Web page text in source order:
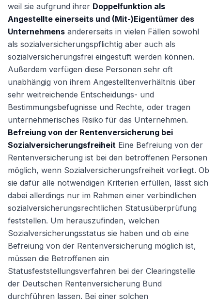
weil sie aufgrund ihrer Doppelfunktion als
Angestellte einerseits und (Mit-)Eigentümer des
Unternehmens andererseits in vielen Fällen sowohl
als sozialversicherungspflichtig aber auch als
sozialversicherungsfrei eingestuft werden können.
Außerdem verfügen diese Personen sehr oft
unabhängig von ihrem Angestelltenverhältnis über
sehr weitreichende Entscheidungs- und
Bestimmungsbefugnisse und Rechte, oder tragen
unternehmerisches Risiko für das Unternehmen.
Befreiung von der Rentenversicherung bei
Sozialversicherungsfreiheit Eine Befreiung von der
Rentenversicherung ist bei den betroffenen Personen
möglich, wenn Sozialversicherungsfreiheit vorliegt. Ob
sie dafür alle notwendigen Kriterien erfüllen, lässt sich
dabei allerdings nur im Rahmen einer verbindlichen
sozialversicherungsrechtlichen Statusüberprüfung
feststellen. Um herauszufinden, welchen
Sozialversicherungsstatus sie haben und ob eine
Befreiung von der Rentenversicherung möglich ist,
müssen die Betroffenen ein
Statusfeststellungsverfahren bei der Clearingstelle
der Deutschen Rentenversicherung Bund
durchführen lassen. Bei einer solchen